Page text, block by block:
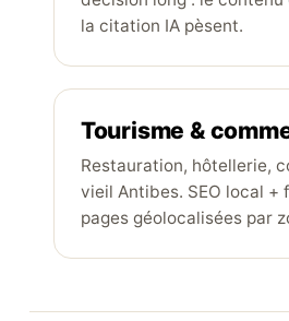
la citation IA pèsent.
Tourisme &
Restauration, hôtellerie,
vieil Antibes. SEO local +
pages géolocalisées par